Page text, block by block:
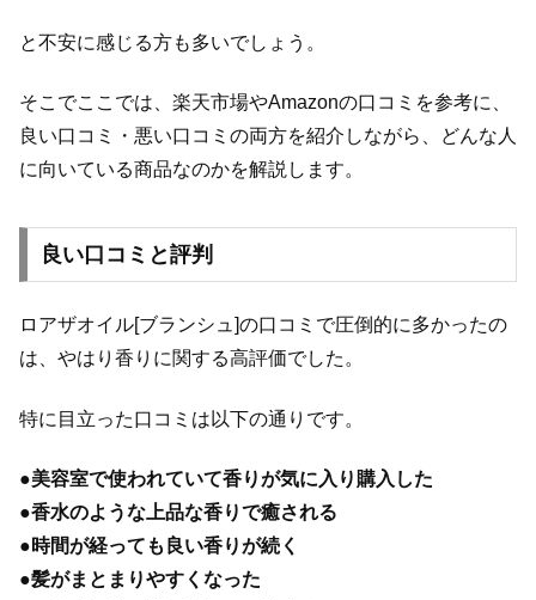
と不安に感じる方も多いでしょう。
そこでここでは、楽天市場やAmazonの口コミを参考に、
良い口コミ・悪い口コミの両方を紹介しながら、どんな人
に向いている商品なのかを解説します。
良い口コミと評判
ロアザオイル[ブランシュ]の口コミで圧倒的に多かったの
は、やはり香りに関する高評価でした。
特に目立った口コミは以下の通りです。
●美容室で使われていて香りが気に入り購入した
●香水のような上品な香りで癒される
●時間が経っても良い香りが続く
●髪がまとまりやすくなった